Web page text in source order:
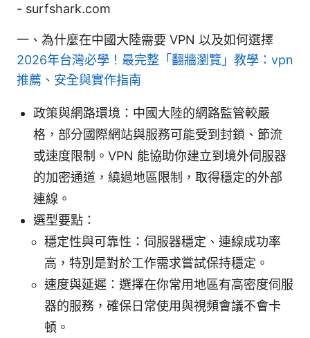
- surfshark.com
一、為什麼在中國大陸需要 VPN 以及如何選擇
2026年台灣必學！最完整「翻牆瀏覽」教學：vpn
推薦、安全與實作指南
政策與網路環境：中國大陸的網路監管較嚴
格，部分國際網站與服務可能受到封鎖、節流
或速度限制。VPN 能協助你建立到境外伺服器
的加密通道，繞過地區限制，取得穩定的外部
連線。
選型要點：
穩定性與可靠性：伺服器穩定、連線成功率
高，特別是對於工作需求嘗試保持穩定。
速度與延遲：選擇在你常用地區有高密度伺服
器的服務，確保日常使用與視頻會議不會卡
頓。